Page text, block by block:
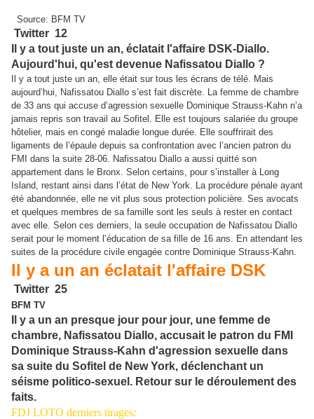
Source: BFM TV
Twitter 12
Il y a tout juste un an, éclatait l'affaire DSK-Diallo.
Aujourd'hui, qu'est devenue Nafissatou Diallo ?
Il y a tout juste un an, elle était sur tous les écrans de télé. Mais
aujourd’hui, Nafissatou Diallo s’est fait discrète. La femme de chambre
de 33 ans qui accuse d’agression sexuelle Dominique Strauss-Kahn n’a
jamais repris son travail au Sofitel. Elle est toujours salariée du groupe
hôtelier, mais en congé maladie longue durée. Elle souffrirait des
ligaments de l’épaule depuis sa confrontation avec l’ancien patron du
FMI dans la suite 28-06. Nafissatou Diallo a aussi quitté son
appartement dans le Bronx. Selon certains, pour s’installer à Long
Island, restant ainsi dans l’état de New York. La procédure pénale ayant
été abandonnée, elle ne vit plus sous protection policière. Ses avocats
et quelques membres de sa famille sont les seuls à rester en contact
avec elle. Selon ces derniers, la seule occupation de Nafissatou Diallo
serait pour le moment l’éducation de sa fille de 16 ans. En attendant les
suites de la procédure civile engagée contre Dominique Strauss-Kahn.
Il y a un an éclatait l'affaire DSK
Twitter 25
BFM TV
Il y a un an presque jour pour jour, une femme de
chambre, Nafissatou Diallo, accusait le patron du FMI
Dominique Strauss-Kahn d'agression sexuelle dans
sa suite du Sofitel de New York, déclenchant un
séisme politico-sexuel. Retour sur le déroulement des
faits.
FDJ LOTO derniers tirages: